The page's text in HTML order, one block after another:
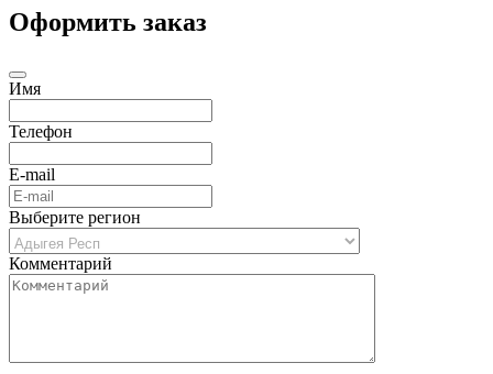
Оформить заказ
Имя
Телефон
E-mail
Выберите регион
Комментарий